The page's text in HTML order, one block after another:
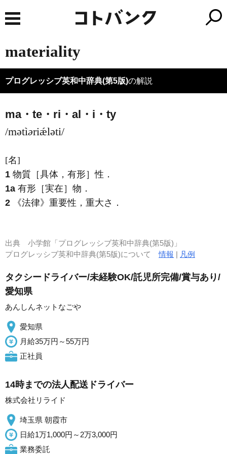
materiality
プログレッシブ英和中辞典(第5版)の解説
ma・te・ri・al・i・ty
/mətìəriǽləti/
[名]
1 物質［具体，有形］性 ．
1a 有形［実在］物 ．
2
《法律》 重要性，重大さ ．
出典 小学館「プログレッシブ英和中辞典(第5版)」
プログレッシブ英和中辞典(第5版)について情報 | 凡例
タクシードライバー/未経験OK/託児所完備/賞与あり/
愛知県
あんしんネットなごや
愛知県
月給35万円～55万円
正社員
14時までの法人配送ドライバー
株式会社リライド
埼玉県 朝霞市
日給1万1,000円～2万3,000円
業務委託